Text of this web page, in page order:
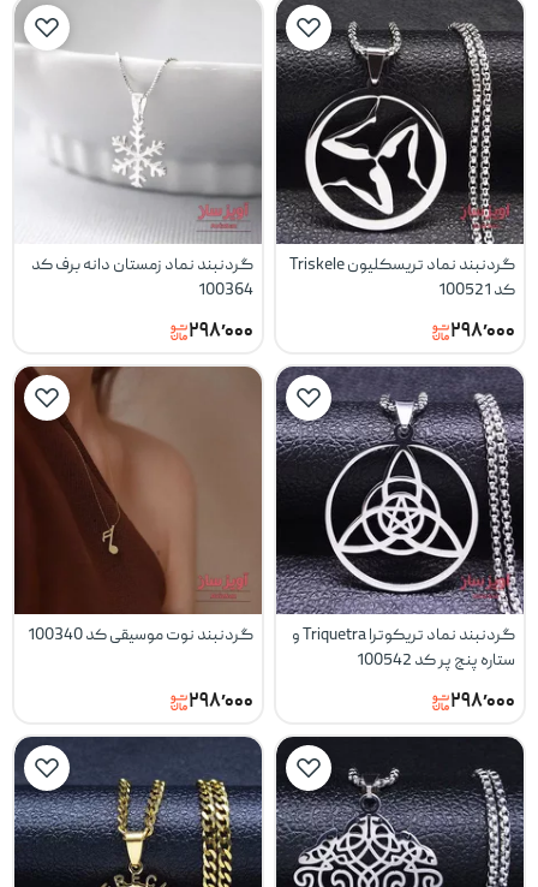
گردنبند نماد تریسکلیون Triskele
کد 100521
۲۹۸٬۰۰۰
گردنبند نماد زمستان دانه برف کد
100364
۲۹۸٬۰۰۰
گردنبند نماد تریکوترا Triquetra و
ستاره پنج پر کد 100542
۲۹۸٬۰۰۰
گردنبند نوت موسیقی کد 100340
۲۹۸٬۰۰۰